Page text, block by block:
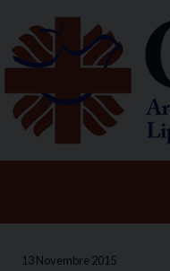
content
13 Novembre 2015